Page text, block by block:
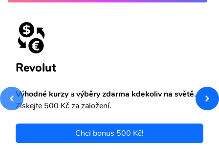
Revolut
Výhodné kurzyavýběry zdarma kdekoliv na světě.
Získejte 500 Kč za založení.
Chci bonus 500 Kč!